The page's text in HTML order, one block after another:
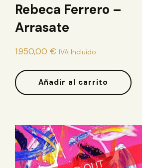
Rebeca Ferrero –
Arrasate
1.950,00 € IVA Incluido
Añadir al carrito